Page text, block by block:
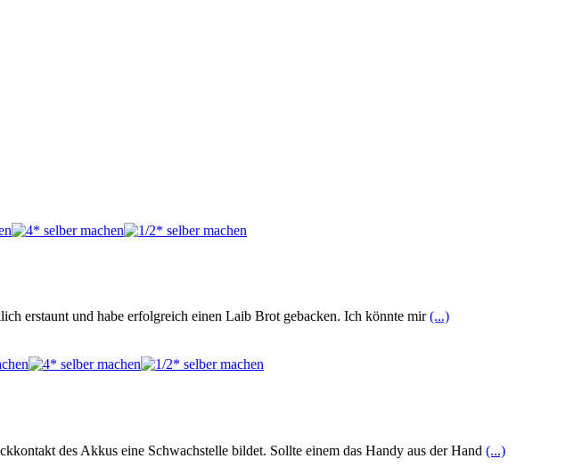
erstaunt und habe erfolgreich einen Laib Brot gebacken. Ich könnte mir(...)
des Akkus eine Schwachstelle bildet. Sollte einem das Handy aus der Hand (...)